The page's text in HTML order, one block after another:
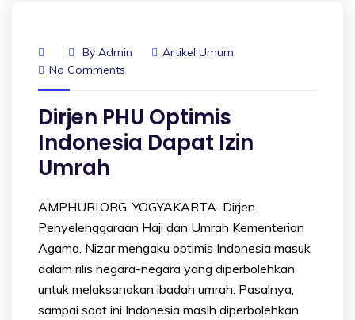
By Admin
Artikel Umum
No Comments
Dirjen PHU Optimis
Indonesia Dapat Izin
Umrah
AMPHURI.ORG, YOGYAKARTA–Dirjen
Penyelenggaraan Haji dan Umrah Kementerian
Agama, Nizar mengaku optimis Indonesia masuk
dalam rilis negara-negara yang diperbolehkan
untuk melaksanakan ibadah umrah. Pasalnya,
sampai saat ini Indonesia masih diperbolehkan